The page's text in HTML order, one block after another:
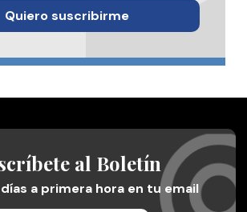
Quiero suscribirme
al Boletín
a primera hora en tu email